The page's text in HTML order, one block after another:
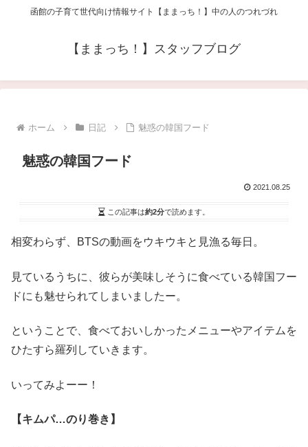
函館の子育て世代向け情報サイト【ままっち！】中の人のつれづれ
【ままっち！】スタッフブログ
ホーム 日記 魅惑の韓国フード
魅惑の韓国フード
2021.08.25
この記事は約2分で読めます。
相変わらず、BTSの動画をウキウキと見漁る毎日。
見ているうちに、 彼らが美味しそうに食べている韓国フー
ドにも魅せられてしまいましたー。
ということで、食べておいしかったメニューやアイテムを
ひたすら羅列していきます。
いってみよーー！
【キムパ…のり巻き】